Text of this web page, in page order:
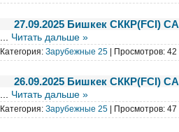
27.09.2025 Бишкек СККР(FCI)
Читать дальше »
Категория: Зарубежные 25 | Просмотров: 42
26.09.2025 Бишкек СККР(FCI)
Читать дальше »
Категория: Зарубежные 25 | Просмотров: 47